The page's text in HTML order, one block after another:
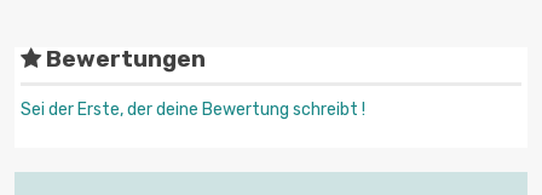
Bewertungen
Sei der Erste, der deine Bewertung schreibt !